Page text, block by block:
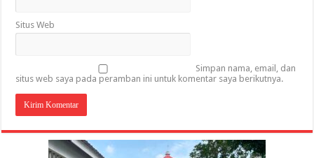
Situs Web
Simpan nama, email, dan
situs web saya pada peramban ini untuk komentar saya berikutnya.